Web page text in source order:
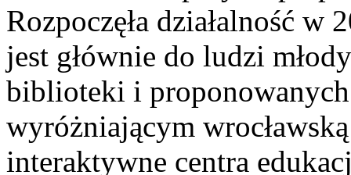
Rozpoczęła działalność w
jest głównie do ludzi
biblioteki i proponowanych
wyróżniającym
interaktywne centra